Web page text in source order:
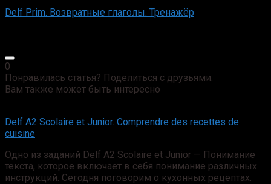
Delf Prim. Возвратные глаголы. Тренажёр
0
Понравилась статья? Поделиться с друзьями:
Вам также может быть интересно
Delf A2 Sсolaire et Junior. Comprendre des recettes de
cuisine
Одно из заданий Delf A2 Sсolaire et Junior — Понимание
текста, которое включает в себя понимание различных
инструкций. Сегодня поговорим о кухонных рецептах.